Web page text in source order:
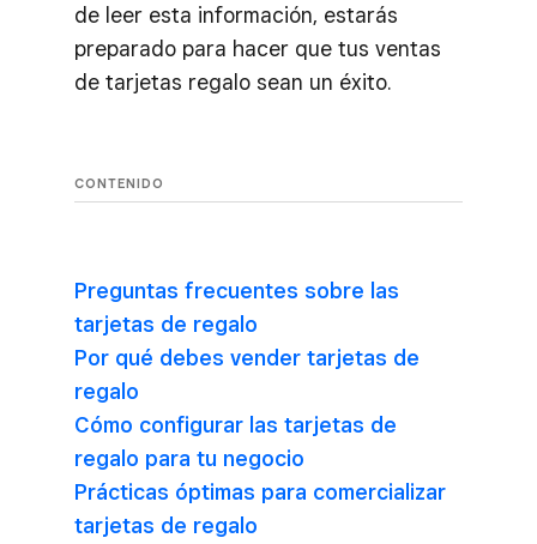
de leer esta información, estarás
preparado para hacer que tus ventas
de tarjetas regalo sean un éxito.
CONTENIDO
Preguntas frecuentes sobre las
tarjetas de regalo
Por qué debes vender tarjetas de
regalo
Cómo configurar las tarjetas de
regalo para tu negocio
Prácticas óptimas para comercializar
tarjetas de regalo